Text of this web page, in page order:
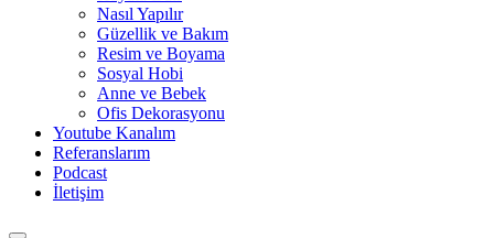
Nasıl Yapılır
Güzellik ve Bakım
Resim ve Boyama
Sosyal Hobi
Anne ve Bebek
Ofis Dekorasyonu
Youtube Kanalım
Referanslarım
Podcast
İletişim